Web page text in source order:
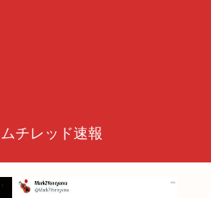
チレッド速報